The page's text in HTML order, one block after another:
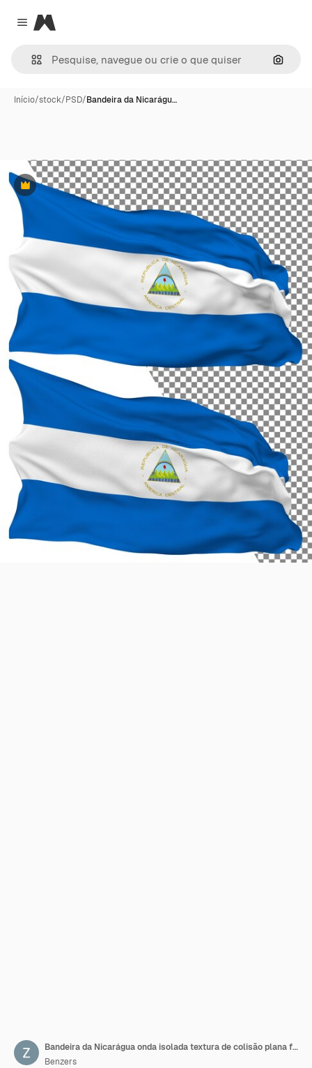
Close menu
Magnific
Início/stock/PSD/Bandeira da Nicarágu…
Premium
Bandeira da Nicarágua onda isolada textura de colisão plana fundo transparente renderização 3D
Benzers